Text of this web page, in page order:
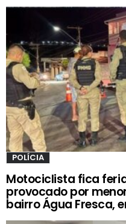
POLÍCIA
Motociclista fica
provocado por
bairro Água Fresca,